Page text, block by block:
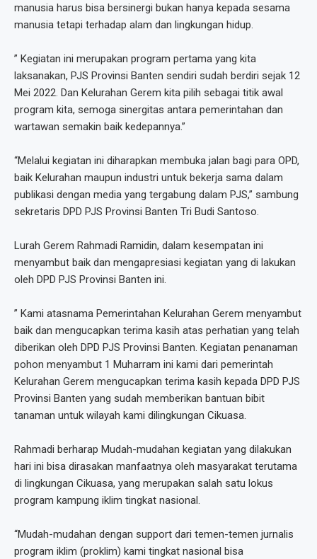
manusia harus bisa bersinergi bukan hanya kepada sesama
manusia tetapi terhadap alam dan lingkungan hidup.
” Kegiatan ini merupakan program pertama yang kita
laksanakan, PJS Provinsi Banten sendiri sudah berdiri sejak 12
Mei 2022. Dan Kelurahan Gerem kita pilih sebagai titik awal
program kita, semoga sinergitas antara pemerintahan dan
wartawan semakin baik kedepannya.”
“Melalui kegiatan ini diharapkan membuka jalan bagi para OPD,
baik Kelurahan maupun industri untuk bekerja sama dalam
publikasi dengan media yang tergabung dalam PJS,” sambung
sekretaris DPD PJS Provinsi Banten Tri Budi Santoso.
Lurah Gerem Rahmadi Ramidin, dalam kesempatan ini
menyambut baik dan mengapresiasi kegiatan yang di lakukan
oleh DPD PJS Provinsi Banten ini.
” Kami atasnama Pemerintahan Kelurahan Gerem menyambut
baik dan mengucapkan terima kasih atas perhatian yang telah
diberikan oleh DPD PJS Provinsi Banten. Kegiatan penanaman
pohon menyambut 1 Muharram ini kami dari pemerintah
Kelurahan Gerem mengucapkan terima kasih kepada DPD PJS
Provinsi Banten yang sudah memberikan bantuan bibit
tanaman untuk wilayah kami dilingkungan Cikuasa.
Rahmadi berharap Mudah-mudahan kegiatan yang dilakukan
hari ini bisa dirasakan manfaatnya oleh masyarakat terutama
di lingkungan Cikuasa, yang merupakan salah satu lokus
program kampung iklim tingkat nasional.
“Mudah-mudahan dengan support dari temen-temen jurnalis
program iklim (proklim) kami tingkat nasional bisa